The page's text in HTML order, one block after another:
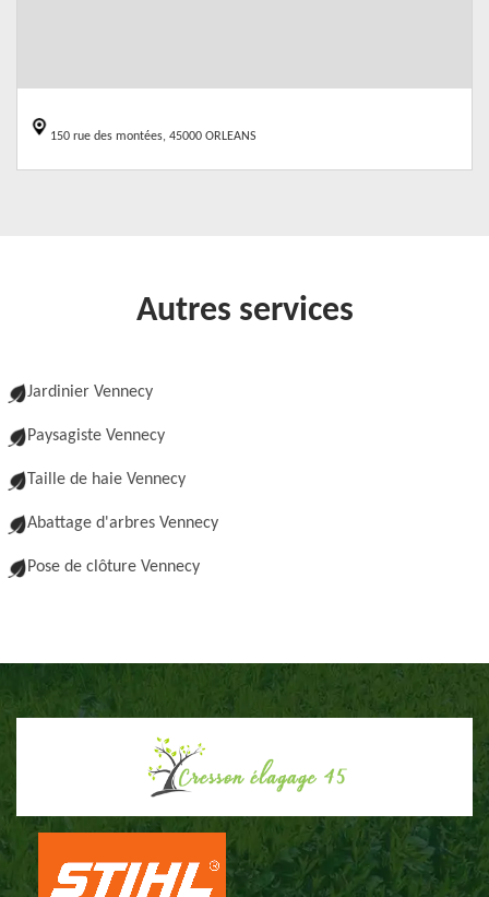
150 rue des montées, 45000 ORLEANS
Autres services
Jardinier Vennecy
Paysagiste Vennecy
Taille de haie Vennecy
Abattage d'arbres Vennecy
Pose de clôture Vennecy